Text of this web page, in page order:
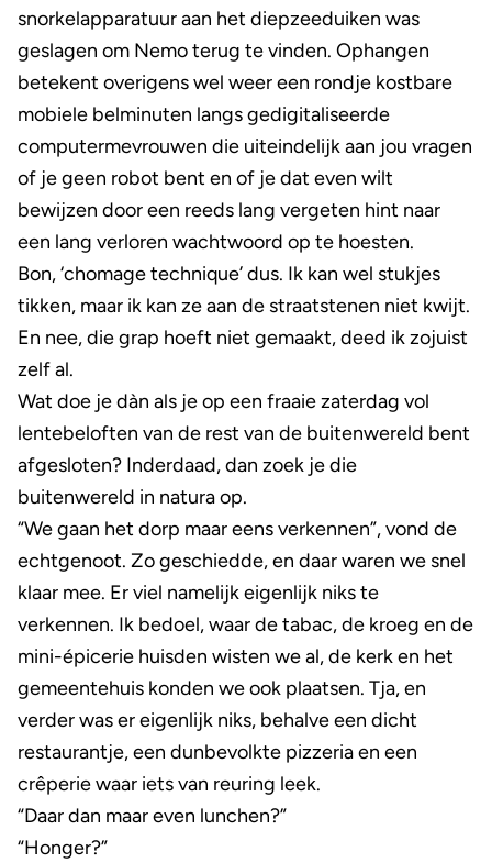
snorkelapparatuur aan het diepzeeduiken was
geslagen om Nemo terug te vinden. Ophangen
betekent overigens wel weer een rondje kostbare
mobiele belminuten langs gedigitaliseerde
computermevrouwen die uiteindelijk aan jou vragen
of je geen robot bent en of je dat even wilt
bewijzen door een reeds lang vergeten hint naar
een lang verloren wachtwoord op te hoesten.
Bon, ‘chomage technique’ dus. Ik kan wel stukjes
tikken, maar ik kan ze aan de straatstenen niet kwijt.
En nee, die grap hoeft niet gemaakt, deed ik zojuist
zelf al.
Wat doe je dàn als je op een fraaie zaterdag vol
lentebeloften van de rest van de buitenwereld bent
afgesloten? Inderdaad, dan zoek je die
buitenwereld in natura op.
“We gaan het dorp maar eens verkennen”, vond de
echtgenoot. Zo geschiedde, en daar waren we snel
klaar mee. Er viel namelijk eigenlijk niks te
verkennen. Ik bedoel, waar de tabac, de kroeg en de
mini-épicerie huisden wisten we al, de kerk en het
gemeentehuis konden we ook plaatsen. Tja, en
verder was er eigenlijk niks, behalve een dicht
restaurantje, een dunbevolkte pizzeria en een
crêperie waar iets van reuring leek.
“Daar dan maar even lunchen?”
“Honger?”